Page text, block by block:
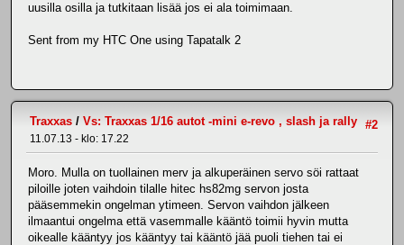
uusilla osilla ja tutkitaan lisää jos ei ala toimimaan.
Sent from my HTC One using Tapatalk 2
#2
Traxxas / Vs: Traxxas 1/16 autot -mini e-revo , slash ja rally
11.07.13 - klo: 17.22
Moro. Mulla on tuollainen merv ja alkuperäinen servo söi rattaat
piloille joten vaihdoin tilalle hitec hs82mg servon josta
pääsemmekin ongelman ytimeen. Servon vaihdon jälkeen
ilmaantui ongelma että vasemmalle kääntö toimii hyvin mutta
oikealle kääntyy jos kääntyy tai kääntö jää puoli tiehen tai ei